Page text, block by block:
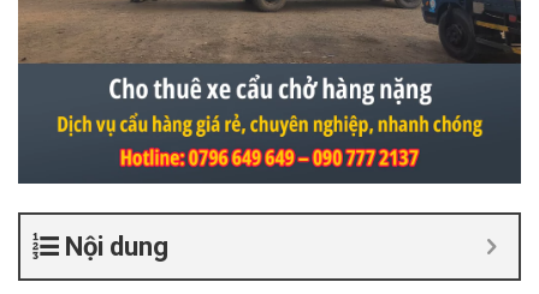
Nội dung